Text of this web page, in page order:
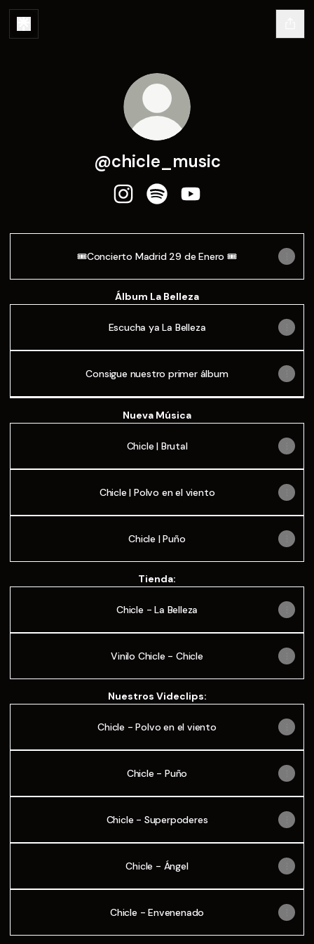
@chicle_music
🎟️Concierto Madrid 29 de Enero 🎟️
Álbum La Belleza
Escucha ya La Belleza
Consigue nuestro primer álbum
Brutal
Nueva Música
Chicle | Brutal
Chicle | Polvo en el viento
Chicle | Puño
Tienda:
Chicle - La Belleza
Vinilo Chicle - Chicle
Nuestros Videclips:
Chicle - Polvo en el viento
Chicle - Puño
Chicle - Superpoderes
Chicle - Ángel
Chicle - Envenenado